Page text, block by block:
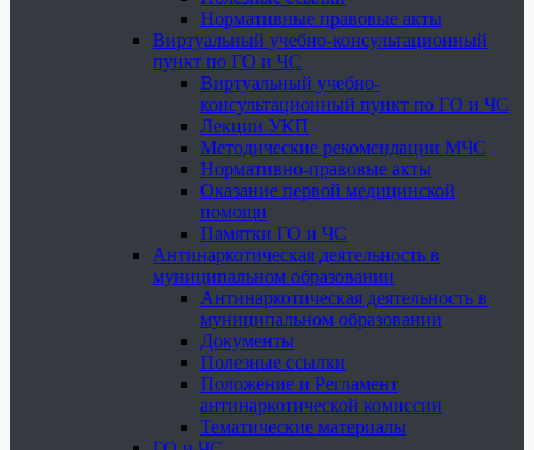
Нормативные правовые акты
Виртуальный учебно-консультационный
пункт по ГО и ЧС
Виртуальный учебно-
консультационный пункт по ГО и ЧС
Лекции УКП
Методические рекомендации МЧС
Нормативно-правовые акты
Оказание первой медицинской
помощи
Памятки ГО и ЧС
Антинаркотическая деятельность в
муниципальном образовании
Антинаркотическая деятельность в
муниципальном образовании
Документы
Полезные ссылки
Положение и Регламент
антинаркотической комиссии
Тематические материалы